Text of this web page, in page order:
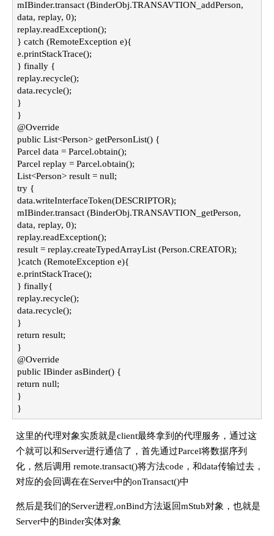
mIBinder.transact (BinderObj.TRANSAVTION_addPerson,
data, replay, 0);
replay.readException();
} catch (RemoteException e){
e.printStackTrace();
} finally {
replay.recycle();
data.recycle();
}
}
@Override
public List<Person> getPersonList() {
Parcel data = Parcel.obtain();
Parcel replay = Parcel.obtain();
List<Person> result = null;
try {
data.writeInterfaceToken(DESCRIPTOR);
mIBinder.transact (BinderObj.TRANSAVTION_getPerson,
data, replay, 0);
replay.readException();
result = replay.createTypedArrayList (Person.CREATOR);
}catch (RemoteException e){
e.printStackTrace();
} finally{
replay.recycle();
data.recycle();
}
return result;
}
@Override
public IBinder asBinder() {
return null;
}
}
这里的代理对象实质就是client最终拿到的代理服务，通过这
个就可以和Server进行通信了，首先通过Parcel将数据序列
化，然后调用 remote.transact()将方法code，和data传输过去，
对应的会回调在在Server中的onTransact()中
然后是我们的Server进程,onBind方法返回mStub对象，也就是
Server中的Binder实体对象